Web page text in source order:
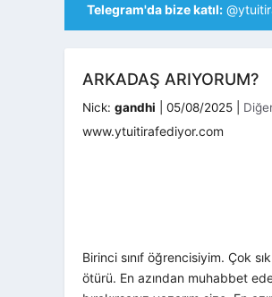
Telegram'da bize katıl:
ARKADAŞ ARIYORUM?
Nick: gandhi 05/08/2025
www.ytuitirafediyor.com
Birinci sınıf öğrencisiyim. Çok
ötürü. En azından muhabbet